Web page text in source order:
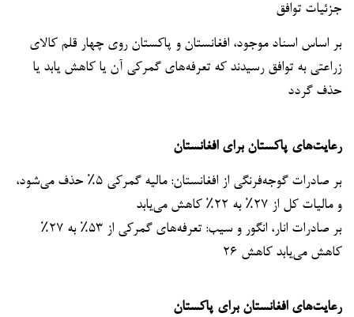
جزئیات توافق
بر اساس اسناد موجود، افغانستان و پاکستان روی چهار قلم کالای
زراعتی به توافق رسیدند که تعرفه‌های گمرکی آن یا کاهش یابد یا
حذف گردد
رعایت‌های پاکستان برای افغانستان
بر صادرات گوجه‌فرنگی از افغانستان: مالیه گمرکی ۵٪ حذف می‌شود،
و مالیات کل از ۲۷٪ به ۲۲٪ کاهش می‌یابد
بر صادرات انار، انگور و سیب: تعرفه‌های گمرکی از ۵۳٪ به ۲۷٪
کاهش می‌یابد کاهش ۲۶
رعایت‌های افغانستان برای پاکستان